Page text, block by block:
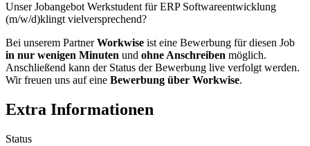
Unser Jobangebot Werkstudent für ERP Softwareentwicklung
(m/w/d)klingt vielversprechend?
Bei unserem PartnerWorkwise ist eine Bewerbung für diesen Job
in nur wenigen Minuten und ohne Anschreiben möglich.
Anschließend kann der Status der Bewerbung live verfolgt werden.
Wir freuen uns auf eine Bewerbung über Workwise.
Extra Informationen
Status